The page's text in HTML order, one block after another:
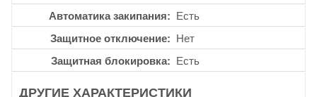
Автоматика закипания
Есть
Защитное отключение
Нет
Защитная блокировка
Есть
ДРУГИЕ ХАРАКТЕРИСТИКИ